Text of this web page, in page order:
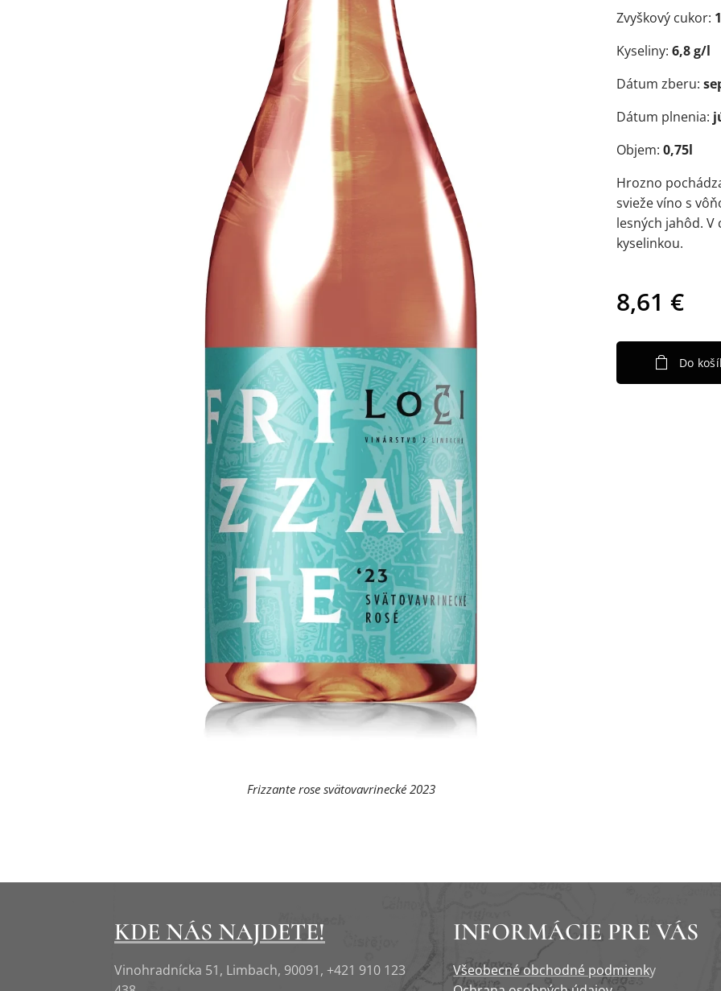
Frizzante rose svätovavrinecké 2023
Zvyškový cukor:
Kyseliny:6,8g/l
Dátum zberu:
Dátum plnenia:
Objem:0,75l
Hrozno
svieže víno s
lesných jahôd.
kyselinkou.
8,61 €
Do
KDE NÁS NAJDETE!
Vinohradnícka 51, Limbach, 90091, +421 910 123
INFORMÁCIE PRE VÁS
Všeobecné obchodné podmienky